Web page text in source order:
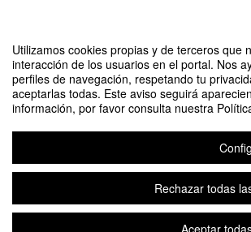
Utilizamos cookies propias y de terceros que
interacción de los usuarios en el portal. Nos
perfiles de navegación, respetando tu
aceptarlas todas. Este aviso seguirá
información, por favor consulta nuestra
Rechazar todas
Aceptar